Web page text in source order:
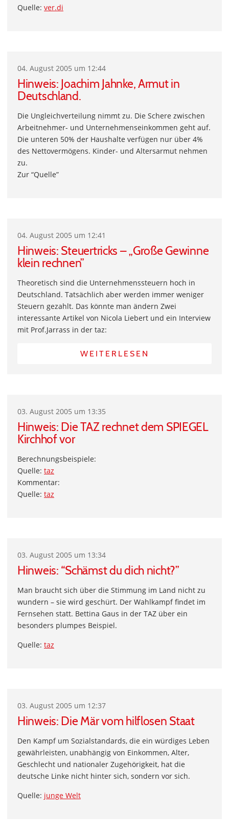
Quelle: ver.di
04. August 2005 um 12:44
Hinweis: Joachim Jahnke, Armut in
Deutschland.
Die Ungleichverteilung nimmt zu. Die Schere zwischen
Arbeitnehmer- und Unternehmenseinkommen geht auf.
Die unteren 50% der Haushalte verfügen nur über 4%
des Nettovermögens. Kinder- und Altersarmut nehmen
zu.
Zur “Quelle”
04. August 2005 um 12:41
Hinweis: Steuertricks – „Große Gewinne
klein rechnen”
Theoretisch sind die Unternehmenssteuern hoch in
Deutschland. Tatsächlich aber werden immer weniger
Steuern gezahlt. Das könnte man ändern Zwei
interessante Artikel von Nicola Liebert und ein Interview
mit Prof.Jarrass in der taz:
WEITERLESEN
03. August 2005 um 13:35
Hinweis: Die TAZ rechnet dem SPIEGEL
Kirchhof vor
Berechnungsbeispiele:
Quelle: taz
Kommentar:
Quelle: taz
03. August 2005 um 13:34
Hinweis: “Schämst du dich nicht?”
Man braucht sich über die Stimmung im Land nicht zu
wundern – sie wird geschürt. Der Wahlkampf findet im
Fernsehen statt. Bettina Gaus in der TAZ über ein
besonders plumpes Beispiel.
Quelle: taz
03. August 2005 um 12:37
Hinweis: Die Mär vom hilflosen Staat
Den Kampf um Sozialstandards, die ein würdiges Leben
gewährleisten, unabhängig von Einkommen, Alter,
Geschlecht und nationaler Zugehörigkeit, hat die
deutsche Linke nicht hinter sich, sondern vor sich.
Quelle: junge Welt